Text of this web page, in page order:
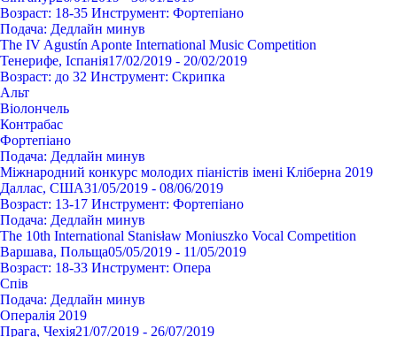
Возраст: 18-35 Инструмент: Фортепіано
Подача: Дедлайн минув
The IV Agustín Aponte International Music Competition
Тенерифе, Іспанія17/02/2019 - 20/02/2019
Возраст: до 32 Инструмент: Cкрипка
Альт
Віолончель
Контрабас
Фортепіано
Подача: Дедлайн минув
Міжнародний конкурс молодих піаністів імені Кліберна 2019
Даллас, США31/05/2019 - 08/06/2019
Возраст: 13-17 Инструмент: Фортепіано
Подача: Дедлайн минув
The 10th International Stanisław Moniuszko Vocal Competition
Варшава, Польща05/05/2019 - 11/05/2019
Возраст: 18-33 Инструмент: Опера
Спів
Подача: Дедлайн минув
Опералія 2019
Прага, Чехія21/07/2019 - 26/07/2019